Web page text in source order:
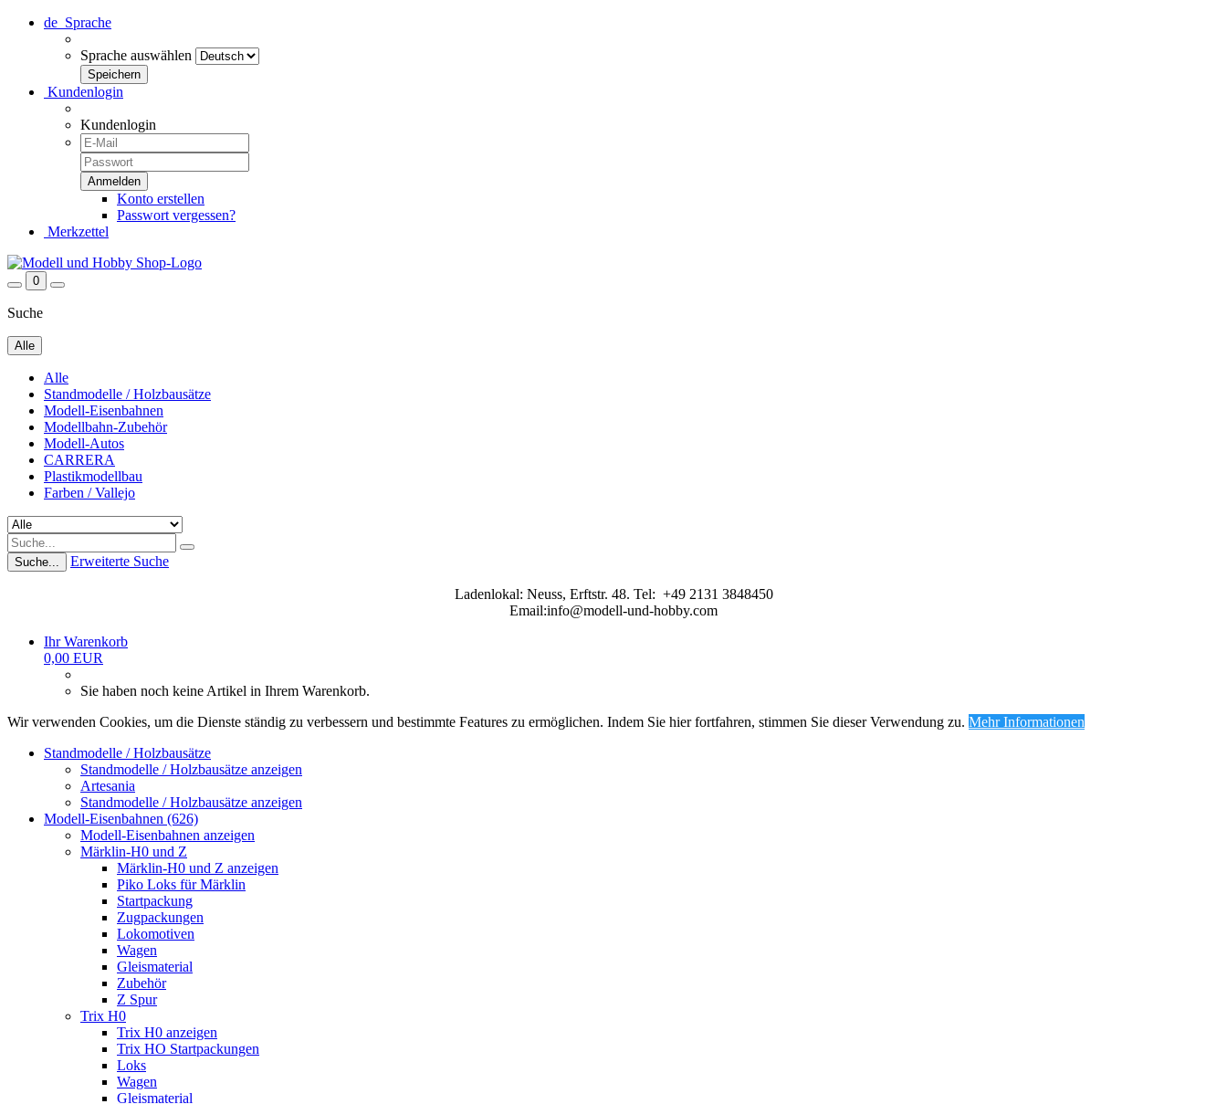
de Sprache
Sprache auswählen
Kundenlogin
Kundenlogin
Konto erstellen
Passwort vergessen?
Merkzettel
0
Suche
Alle
Alle
Standmodelle / Holzbausätze
Modell-Eisenbahnen
Modellbahn-Zubehör
Modell-Autos
CARRERA
Plastikmodellbau
Farben / Vallejo
Suche... Erweiterte Suche
Ladenlokal: Neuss, Erftstr. 48. Tel: +49 2131 3848450
Email:info@modell-und-hobby.com
Ihr Warenkorb
0,00 EUR
Sie haben noch keine Artikel in Ihrem Warenkorb.
Wir verwenden Cookies, um die Dienste ständig zu verbessern und bestimmte Features zu ermöglichen. Indem Sie hier fortfahren, stimmen Sie dieser Verwendung zu. Mehr Informationen
Standmodelle / Holzbausätze
Standmodelle / Holzbausätze anzeigen
Artesania
Standmodelle / Holzbausätze anzeigen
Modell-Eisenbahnen (626)
Modell-Eisenbahnen anzeigen
Märklin-H0 und Z
Märklin-H0 und Z anzeigen
Piko Loks für Märklin
Startpackung
Zugpackungen
Lokomotiven
Wagen
Gleismaterial
Zubehör
Z Spur
Trix H0
Trix H0 anzeigen
Trix HO Startpackungen
Loks
Wagen
Gleismaterial